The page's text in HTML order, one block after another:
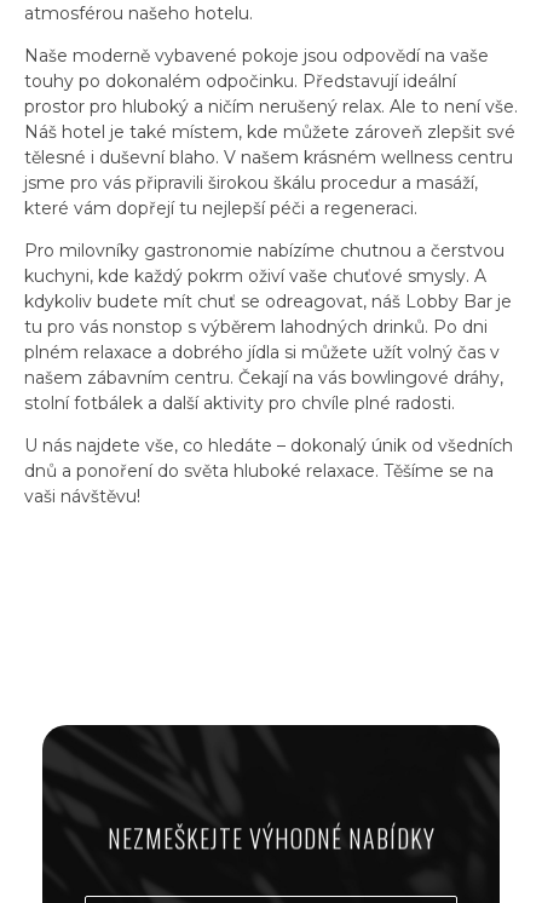
atmosférou našeho hotelu.
Naše moderně vybavené pokoje jsou odpovědí na vaše
touhy po dokonalém odpočinku. Představují ideální
prostor pro hluboký a ničím nerušený relax. Ale to není vše.
Náš hotel je také místem, kde můžete zároveň zlepšit své
tělesné i duševní blaho. V našem krásném wellness centru
jsme pro vás připravili širokou škálu procedur a masáží,
které vám dopřejí tu nejlepší péči a regeneraci.
Pro milovníky gastronomie nabízíme chutnou a čerstvou
kuchyni, kde každý pokrm oživí vaše chuťové smysly. A
kdykoliv budete mít chuť se odreagovat, náš Lobby Bar je
tu pro vás nonstop s výběrem lahodných drinků. Po dni
plném relaxace a dobrého jídla si můžete užít volný čas v
našem zábavním centru. Čekají na vás bowlingové dráhy,
stolní fotbálek a další aktivity pro chvíle plné radosti.
U nás najdete vše, co hledáte – dokonalý únik od všedních
dnů a ponoření do světa hluboké relaxace. Těšíme se na
vaši návštěvu!
NEZMEŠKEJTE VÝHODNÉ NABÍDKY